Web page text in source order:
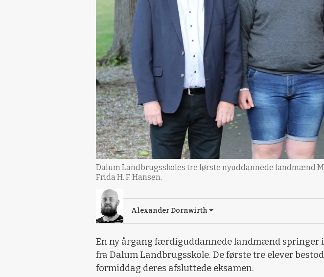
Dalum Landbrugsskoles tre første nyuddannede landmænd
Frida H. F. Hansen.
Alexander Dornwirth
En ny årgang færdiguddannede landmænd springer i
fra Dalum Landbrugsskole. De første tre elever
formiddag deres afsluttede eksamen.